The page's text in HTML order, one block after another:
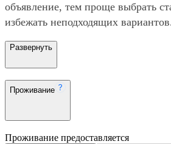
объявление, тем проще выбрать
избежать неподходящих
Развернуть
Проживание
Проживание предоставляется